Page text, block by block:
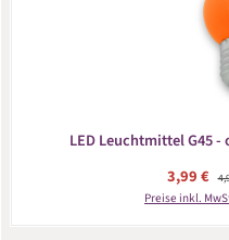
LED Leuchtmittel G45 -
3,99 €
Preise inkl.